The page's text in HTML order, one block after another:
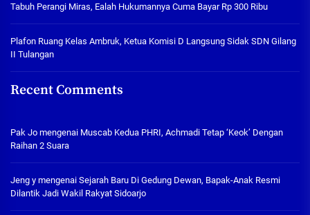
Tabuh Perangi Miras, Ealah Hukumannya Cuma Bayar Rp 300 Ribu
Plafon Ruang Kelas Ambruk, Ketua Komisi D Langsung Sidak SDN Gilang
II Tulangan
Recent Comments
Pak Jo mengenai Muscab Kedua PHRI, Achmadi Tetap ‘Keok’ Dengan
Raihan 2 Suara
Jeng y mengenai Sejarah Baru Di Gedung Dewan, Bapak-Anak Resmi
Dilantik Jadi Wakil Rakyat Sidoarjo